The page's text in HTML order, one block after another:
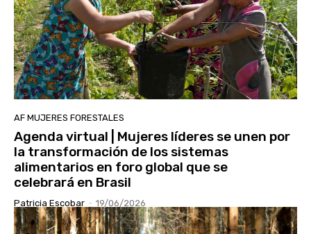
AF MUJERES FORESTALES
Agenda virtual | Mujeres líderes se unen por
la transformación de los sistemas
alimentarios en foro global que se
celebrará en Brasil
Patricia Escobar - 19/06/2026